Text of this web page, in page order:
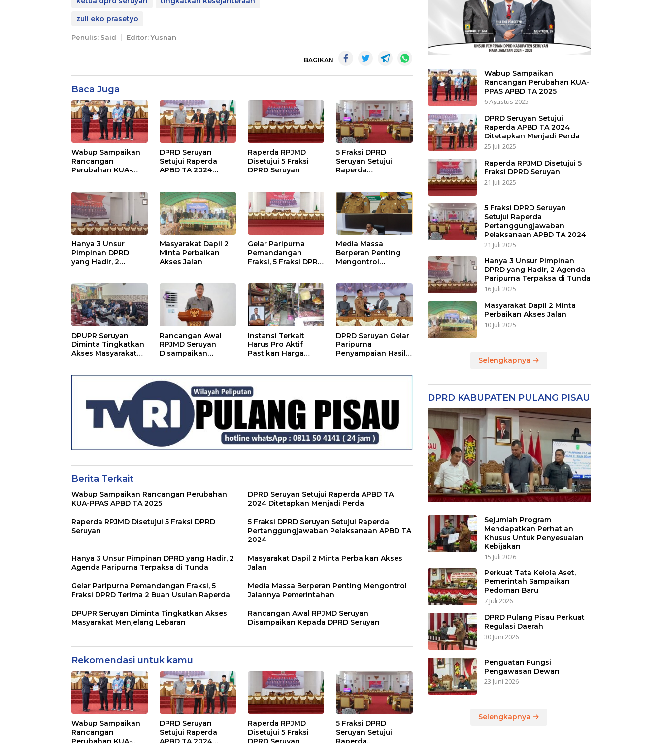
zuli eko prasetyo
Penulis: Said Editor: Yusnan
BAGIKAN
Baca Juga
Wabup Sampaikan
Rancangan
Perubahan KUA-
DPRD Seruyan
Setujui Raperda
APBD TA 2024
Raperda RPJMD
Disetujui 5 Fraksi
DPRD Seruyan
5 Fraksi DPRD
Seruyan Setujui
Raperda
TA 2024
Hanya 3 Unsur
Pimpinan DPRD
yang Hadir, 2
Masyarakat Dapil 2
Minta Perbaikan
Akses Jalan
Gelar Paripurna
Pemandangan
Fraksi, 5 Fraksi DPRD
Media Massa
Berperan Penting
Mengontrol
DPUPR Seruyan
Diminta Tingkatkan
Akses Masyarakat
Rancangan Awal
RPJMD Seruyan
Disampaikan
Instansi Terkait
Harus Pro Aktif
Pastikan Harga
DPRD Seruyan Gelar
Paripurna
Penyampaian Hasil
Berita Terkait
Wabup Sampaikan Rancangan Perubahan
KUA-PPAS APBD TA 2025
DPRD Seruyan Setujui Raperda APBD TA
2024 Ditetapkan Menjadi Perda
Raperda RPJMD Disetujui 5 Fraksi DPRD
Seruyan
5 Fraksi DPRD Seruyan Setujui Raperda
Pertanggungjawaban Pelaksanaan APBD TA
2024
Hanya 3 Unsur Pimpinan DPRD yang Hadir, 2
Agenda Paripurna Terpaksa di Tunda
Masyarakat Dapil 2 Minta Perbaikan Akses
Jalan
Gelar Paripurna Pemandangan Fraksi, 5
Fraksi DPRD Terima 2 Buah Usulan Raperda
Media Massa Berperan Penting Mengontrol
Jalannya Pemerintahan
DPUPR Seruyan Diminta Tingkatkan Akses
Masyarakat Menjelang Lebaran
Rancangan Awal RPJMD Seruyan
Disampaikan Kepada DPRD Seruyan
Rekomendasi untuk kamu
Wabup Sampaikan
Rancangan
Perubahan KUA-
DPRD Seruyan
Setujui Raperda
APBD TA 2024
Raperda RPJMD
Disetujui 5 Fraksi
DPRD Seruyan
5 Fraksi DPRD
Seruyan Setujui
Raperda
Wabup Sampaikan
Rancangan Perubahan KUA-
PPAS APBD TA 2025
6 Agustus 2025
DPRD Seruyan Setujui
Raperda APBD TA 2024
Ditetapkan Menjadi Perda
25 Juli 2025
Raperda RPJMD Disetujui 5
Fraksi DPRD Seruyan
21 Juli 2025
5 Fraksi DPRD Seruyan
Setujui Raperda
Pertanggungjawaban
Pelaksanaan APBD TA 2024
21 Juli 2025
Hanya 3 Unsur Pimpinan
DPRD yang Hadir, 2 Agenda
Paripurna Terpaksa di Tunda
16 Juli 2025
Masyarakat Dapil 2 Minta
Perbaikan Akses Jalan
10 Juli 2025
Selengkapnya
DPRD KABUPATEN PULANG PISAU
Sejumlah Program
Mendapatkan Perhatian
Khusus Untuk Penyesuaian
Kebijakan
15 Juli 2026
Perkuat Tata Kelola Aset,
Pemerintah Sampaikan
Pedoman Baru
7 Juli 2026
DPRD Pulang Pisau Perkuat
Regulasi Daerah
30 Juni 2026
Penguatan Fungsi
Pengawasan Dewan
23 Juni 2026
Selengkapnya